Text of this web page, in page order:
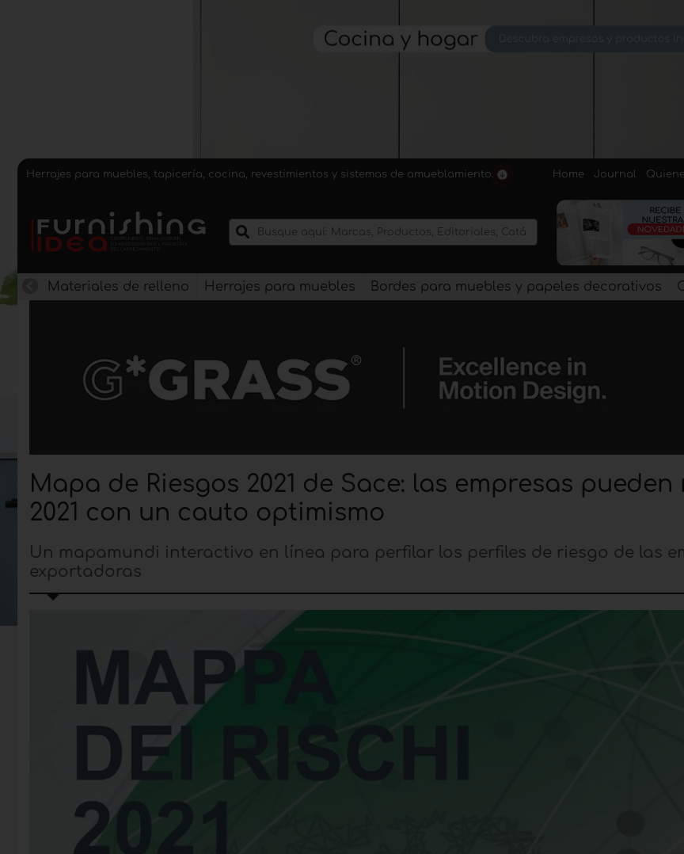
Herrajes para muebles, tapicería, cocina, revestimientos y sistemas de amueblamiento. Home Journal
Materiales de relleno Herrajes para muebles Bordes para muebles y papeles decorativos
Mapa de Riesgos 2021 de Sace: las empresas
2021 con un cauto optimismo
Un mapamundi interactivo en línea para perfilar los perfiles de riesgo de las
exportadoras